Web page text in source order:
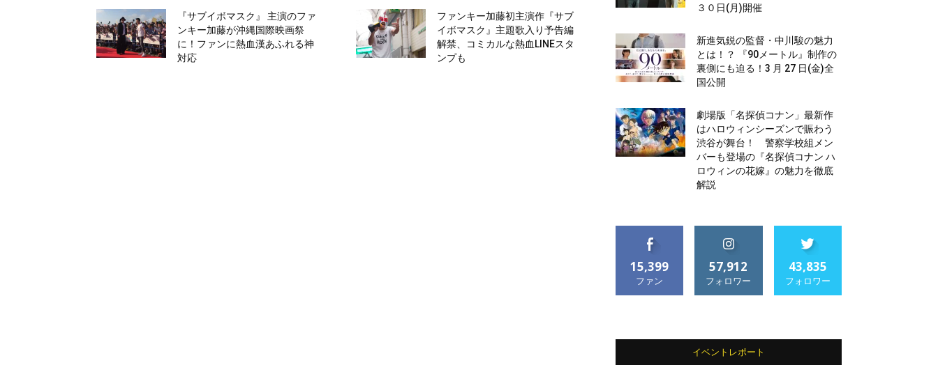
『サブイボマスク』 主演のファ
ンキー加藤が沖縄国際映画祭
に！ファンに熱血漢あふれる神
対応
ファンキー加藤初主演作『サブ
イボマスク』主題歌入り予告編
解禁、コミカルな熱血LINEスタ
ンプも
３０日(月)開催
新進気鋭の監督・中川駿の魅力
とは！？ 『90メートル』制作の
裏側にも迫る！3 月 27 日(金)全
国公開
劇場版「名探偵コナン」最新作
はハロウィンシーズンで賑わう
渋谷が舞台！ 警察学校組メン
バーも登場の『名探偵コナン ハ
ロウィンの花嫁』の魅力を徹底
解説
15,399
ファン
57,912
フォロワー
43,835
フォロワー
イベントレポート